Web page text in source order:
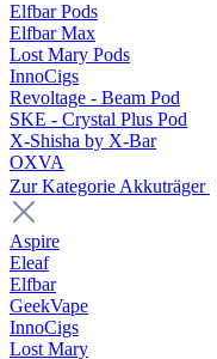
Elfbar Pods
Elfbar Max
Lost Mary Pods
InnoCigs
Revoltage - Beam Pod
SKE - Crystal Plus Pod
X-Shisha by X-Bar
OXVA
Zur Kategorie Akkuträger
Aspire
Eleaf
Elfbar
GeekVape
InnoCigs
Lost Mary